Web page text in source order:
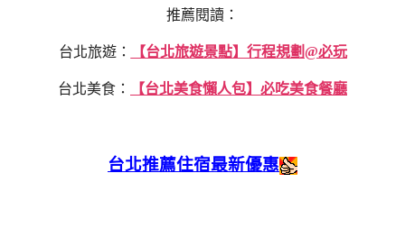
推薦閱讀：
台北旅遊： 【台北旅遊景點】行程規劃@必玩
台北美食： 【台北美食懶人包】必吃美食餐廳
台北推薦住宿最新優惠